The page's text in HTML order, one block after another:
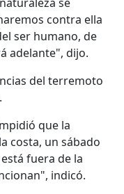
contra ella
ser humano, de
adelante", dijo.
del terremoto
que la
costa, un sábado
fuera de la
indicó.